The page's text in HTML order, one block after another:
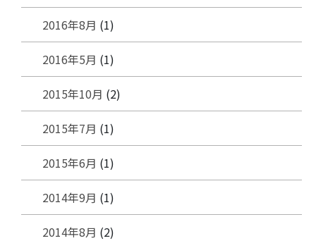
2016年8月 (1)
2016年5月 (1)
2015年10月 (2)
2015年7月 (1)
2015年6月 (1)
2014年9月 (1)
2014年8月 (2)